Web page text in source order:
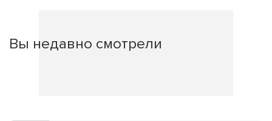
Вы недавно смотрели